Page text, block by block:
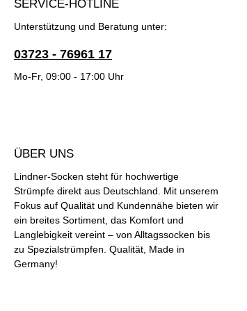
SERVICE-HOTLINE
Unterstützung und Beratung unter:
03723 - 76961 17
Mo-Fr, 09:00 - 17:00 Uhr
ÜBER UNS
Lindner-Socken steht für hochwertige
Strümpfe direkt aus Deutschland. Mit unserem
Fokus auf Qualität und Kundennähe bieten wir
ein breites Sortiment, das Komfort und
Langlebigkeit vereint – von Alltagssocken bis
zu Spezialstrümpfen. Qualität, Made in
Germany!